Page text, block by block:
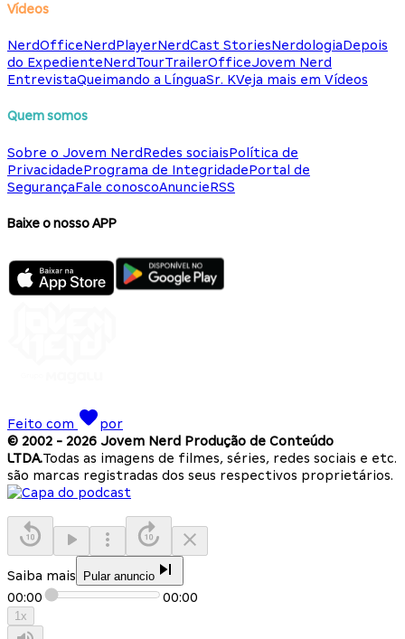
Vídeos
NerdOfficeNerdPlayerNerdCast StoriesNerdologiaDepois
do ExpedienteNerdTourTrailerOfficeJovem Nerd
EntrevistaQueimando a LínguaSr. KVeja mais em Vídeos
Quem somos
Sobre o Jovem NerdRedes sociaisPolítica de
PrivacidadePrograma de IntegridadePortal de
SegurançaFale conoscoAnuncieRSS
Baixe o nosso APP
Feito com
por
© 2002 - 2026 Jovem Nerd Produção de Conteúdo
LTDA.Todas as imagens de filmes, séries, redes sociais e etc.
são marcas registradas dos seus respectivos proprietários.
Saiba mais Pular anuncio
00:00 00:00
1x